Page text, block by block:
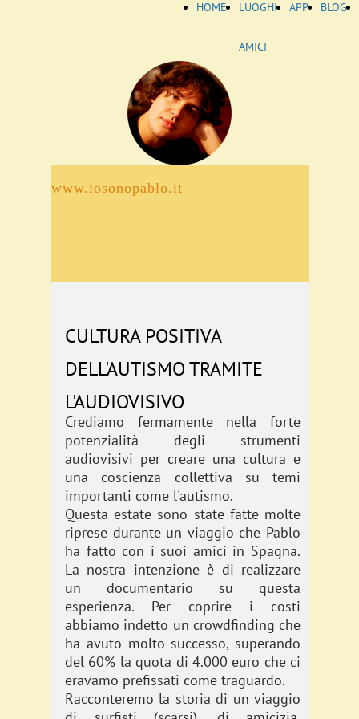
HOME LUOGHI
AMICI
APP BLOG
www.iosonopablo.it
CULTURA POSITIVA
DELL'AUTISMO TRAMITE
L'AUDIOVISIVO
Crediamo fermamente nella forte
potenzialità degli strumenti
audiovisivi per creare una cultura e
una coscienza collettiva su temi
importanti come l'autismo.
Questa estate sono state fatte molte
riprese durante un viaggio che Pablo
ha fatto con i suoi amici in Spagna.
La nostra intenzione è di realizzare
un documentario su questa
esperienza. Per coprire i costi
abbiamo indetto un crowdfinding che
ha avuto molto successo, superando
del 60% la quota di 4.000 euro che ci
eravamo prefissati come traguardo.
Racconteremo la storia di un viaggio